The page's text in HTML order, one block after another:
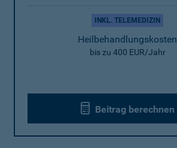
INKL. TELEMEDIZIN
Heilbehandlungskosten
bis zu 400 EUR/Jahr
Beitrag berechnen